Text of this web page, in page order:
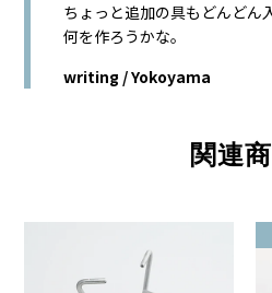
ちょっと追加の具もどんどん
何を作ろうかな。
writing / Yokoyama
関連